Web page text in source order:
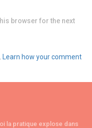
browser for the next
Learn how your comment
la pratique explose dans